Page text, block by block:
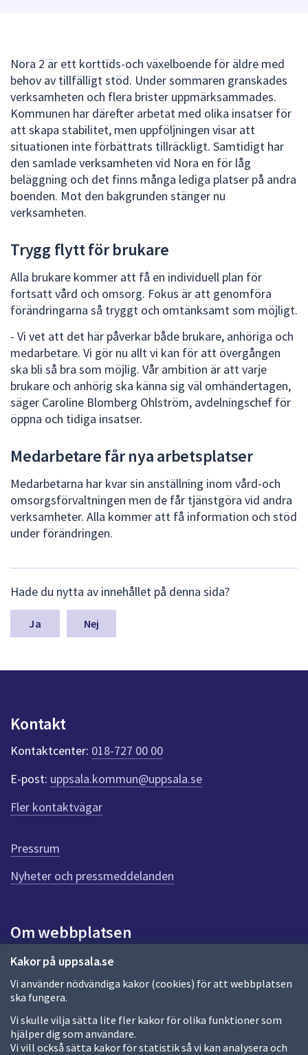
att
välja
något
av
dem.
Kakor på uppsala.se
Vi använder nödvändiga kakor (cookies) för att webbplatsen
ska fungera.
Vi skulle vilja sätta lite fler kakor för olika funktioner som
hjälper dig som användare.
Vi vill också sätta kakor för statistik så vi kan analysera och
Nora 2 är ett korttids-och växelboende för äldre med
behov av tillfälligt stöd. Under sommaren granskades
verksamheten och flera brister uppmärksammades.
Kommunen har därefter arbetat med olika insatser för
att skapa stabilitet, men uppföljningen visar att
situationen inte förbättrats tillräckligt. Samtidigt har
den samlade verksamheten vid Nora en för låg
beläggning och det finns många lediga platser på andra
boenden. Mot den bakgrunden stänger nu
verksamheten.
Trygg flytt för brukare
Alla brukare kommer att få en individuell plan för
fortsatt vård och omsorg. Fokus är att genomföra
förändringarna så tryggt och omtänksamt som möjligt.
- Vi vet att det här påverkar både brukare, anhöriga och
medarbetare. Vi gör nu allt vi kan för att övergången
ska bli så bra som möjlig. Vår ambition är att varje
brukare och anhörig ska känna sig väl omhändertagen,
säger Caroline Blomberg Ohlström, avdelningschef för
öppna och tidiga insatser.
Medarbetare får nya arbetsplatser
Medarbetarna har kvar sin anställning inom vård-och
omsorgsförvaltningen men de får tjänstgöra vid andra
verksamheter. Alla kommer att få information och stöd
under förändringen.
ä
m
a
y
n
t
r
ö
e
n
n
i
d
a
Hade du nytta av innehållet på denna sida?
Nej
Kontakt
Kontaktcenter: 018-727 00 00
E-post: uppsala.kommun@uppsala.se
Fler kontaktvägar
Pressrum
Nyheter och pressmeddelanden
Om webbplatsen
Om webbplatsen
Allmänna handlingar och diarium
Behandling av personuppgifter
Kakor